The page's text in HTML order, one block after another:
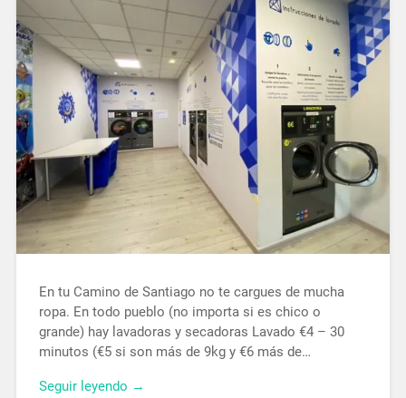
En tu Camino de Santiago no te cargues de mucha
ropa. En todo pueblo (no importa si es chico o
grande) hay lavadoras y secadoras Lavado €4 – 30
minutos (€5 si son más de 9kg y €6 más de…
Seguir leyendo →